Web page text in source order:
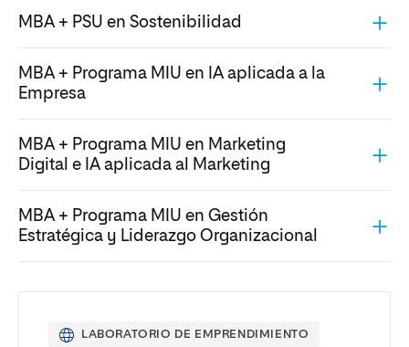
MBA + PSU en Sostenibilidad
MBA + Programa MIU en IA aplicada a la
Empresa
MBA + Programa MIU en Marketing
Digital e IA aplicada al Marketing
MBA + Programa MIU en Gestión
Estratégica y Liderazgo Organizacional
LABORATORIO DE EMPRENDIMIENTO